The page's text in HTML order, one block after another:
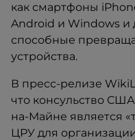
как смартфоны
Android и Windows и
способные
устройства.
В пресс-релизе
что консульство
на-Майне является
ЦРУ для